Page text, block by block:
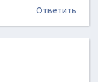
Ответить